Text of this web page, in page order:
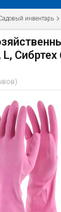
инвентарь
Сибртех